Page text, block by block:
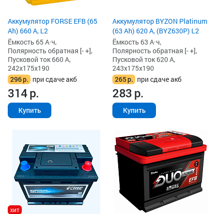
Аккумулятор FORSE EFB (65
Ah) 660 А, L2
Ёмкость 65 А·ч,
Полярность обратная [- +],
Пусковой ток 660 А,
242x175x190
296р. при сдаче акб
314р.
Купить
Аккумулятор BYZON Platinum
(63 Ah) 620 А, (BYZ630P) L2
Ёмкость 63 А·ч,
Полярность обратная [- +],
Пусковой ток 620 А,
243x175x190
265р. при сдаче акб
283р.
Купить
хит